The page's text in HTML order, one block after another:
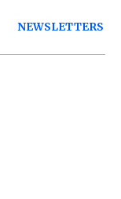
NEWSLETTERS